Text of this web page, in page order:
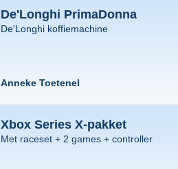
De'Longhi PrimaDonna
De'Longhi koffiemachine
Anneke Toetenel
Xbox Series X-pakket
Met raceset + 2 games + controller